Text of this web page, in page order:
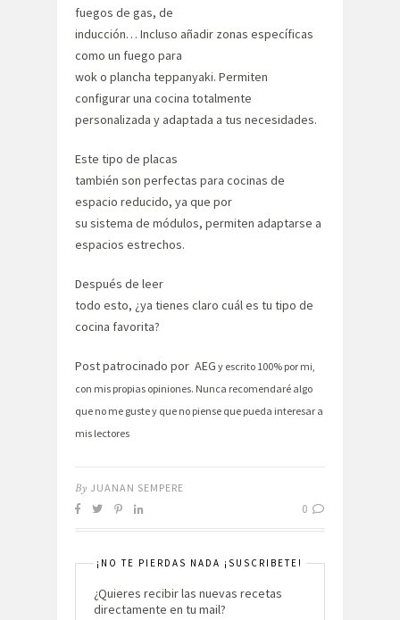
fuegos de gas, de
inducción… Incluso añadir zonas específicas
como un fuego para
wok o plancha teppanyaki. Permiten
configurar una cocina totalmente
personalizada y adaptada a tus necesidades.
Este tipo de placas
también son perfectas para cocinas de
espacio reducido, ya que por
su sistema de módulos, permiten adaptarse a
espacios estrechos.
Después de leer
todo esto, ¿ya tienes claro cuál es tu tipo de
cocina favorita?
Post patrocinado por AEG y escrito 100% por mi,
con mis propias opiniones. Nunca recomendaré algo
que no me guste y que no piense que pueda interesar a
mis lectores
By JUANAN SEMPERE
0
¡NO TE PIERDAS NADA ¡SUSCRIBETE!
¿Quieres recibir las nuevas recetas
directamente en tu mail?